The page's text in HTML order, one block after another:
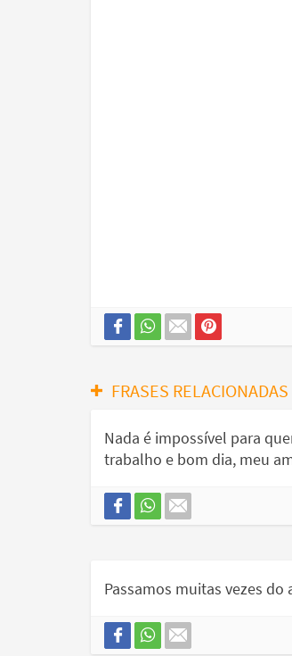
FRASES RELACIONADAS
Nada é impossível para
trabalho e bom dia, meu
Passamos muitas vezes